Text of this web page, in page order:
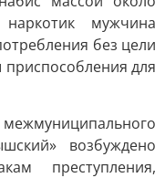
мужчина
без цели
для
межмуниципального
возбуждено
преступления,